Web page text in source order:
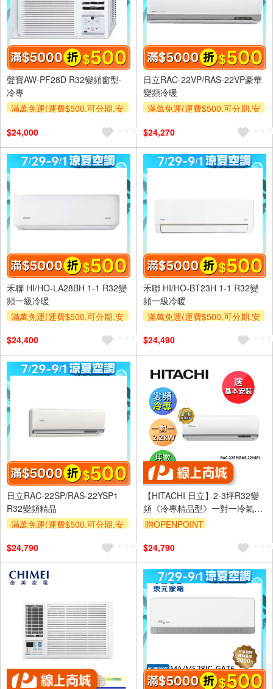
聲寶AW-PF28D R32變頻窗型-
冷專
滿萬免運(運費$500,可分期,安
及使用6期以上分期0利率,需付
基本安裝運費)
滿額折$500
滿額贈券
$24,000
日立RAC-22VP/RAS-22VP豪華
變頻冷暖
滿萬免運(運費$500,可分期,安
及使用6期以上分期0利率,需付
基本安裝運費)
滿額折$500
滿額贈券
$24,270
禾聯 HI/HO-LA28BH 1-1 R32變
頻一級冷暖
滿萬免運(運費$500,可分期,安
及使用6期以上分期0利率,需付
基本安裝運費)
滿額折$500
滿額贈券
$24,400
禾聯 HI/HO-BT23H 1-1 R32變
頻一級冷暖
滿萬免運(運費$500,可分期,安
及使用6期以上分期0利率,需付
基本安裝運費)
滿額折$500
滿額贈券
$24,490
日立RAC-22SP/RAS-22YSP1
R32變頻精品
滿萬免運(運費$500,可分期,安
及使用6期以上分期0利率,需付
基本安裝運費)
滿額折$500
$24,790
【HITACHI 日立】2-3坪R32變
頻《冷專精品型》一對一冷氣
RAC-22SP/RAS-22YSP1
贈OPENPOINT
$24,790